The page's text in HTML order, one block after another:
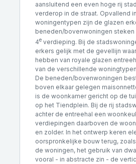
aansluitend een even hoge rij
verderop in de straat. Opvallend
woningentypen zijn de glazen
beneden/bovenwoningen steken
4e verdieping. Bij de
erkers gelijk met de gevellijn
hebben van royale glazen
van de verschillende
De beneden/bovenwoningen
boven elkaar gelegen
is de woonkamer gericht op de
op het Tiendplein. Bij de rij
achter de entreehal een
verdiepingen daarboven de
en zolder. In het ontwerp keren
oorspronkelijke bouw terug,
de woningen, het gebruik van
vooral - in abstracte zin - de